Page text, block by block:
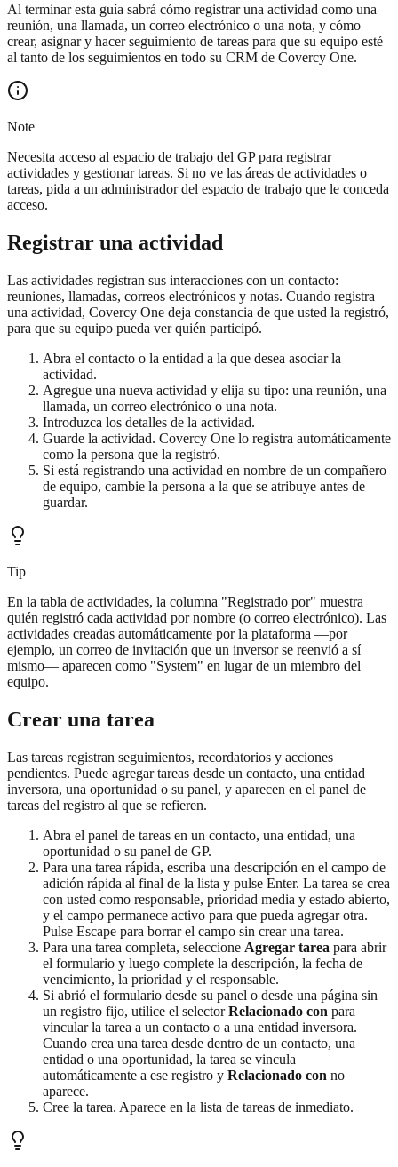
Al terminar esta guía sabrá cómo registrar una actividad como una
reunión, una llamada, un correo electrónico o una nota, y cómo
crear, asignar y hacer seguimiento de tareas para que su equipo esté
al tanto de los seguimientos en todo su CRM de Covercy One.
Note
Necesita acceso al espacio de trabajo del GP para registrar
actividades y gestionar tareas. Si no ve las áreas de actividades o
tareas, pida a un administrador del espacio de trabajo que le conceda
acceso.
Registrar una actividad
Las actividades registran sus interacciones con un contacto:
reuniones, llamadas, correos electrónicos y notas. Cuando registra
una actividad, Covercy One deja constancia de que usted la registró,
para que su equipo pueda ver quién participó.
Abra el contacto o la entidad a la que desea asociar la
actividad.
Agregue una nueva actividad y elija su tipo: una reunión, una
llamada, un correo electrónico o una nota.
Introduzca los detalles de la actividad.
Guarde la actividad. Covercy One lo registra automáticamente
como la persona que la registró.
Si está registrando una actividad en nombre de un compañero
de equipo, cambie la persona a la que se atribuye antes de
guardar.
Tip
En la tabla de actividades, la columna "Registrado por" muestra
quién registró cada actividad por nombre (o correo electrónico). Las
actividades creadas automáticamente por la plataforma —por
ejemplo, un correo de invitación que un inversor se reenvió a sí
mismo— aparecen como "System" en lugar de un miembro del
equipo.
Crear una tarea
Las tareas registran seguimientos, recordatorios y acciones
pendientes. Puede agregar tareas desde un contacto, una entidad
inversora, una oportunidad o su panel, y aparecen en el panel de
tareas del registro al que se refieren.
Abra el panel de tareas en un contacto, una entidad, una
oportunidad o su panel de GP.
Para una tarea rápida, escriba una descripción en el campo de
adición rápida al final de la lista y pulse Enter. La tarea se crea
con usted como responsable, prioridad media y estado abierto,
y el campo permanece activo para que pueda agregar otra.
Pulse Escape para borrar el campo sin crear una tarea.
Para una tarea completa, seleccione Agregar tarea para abrir
el formulario y luego complete la descripción, la fecha de
vencimiento, la prioridad y el responsable.
Si abrió el formulario desde su panel o desde una página sin
un registro fijo, utilice el selectorRelacionado con para
vincular la tarea a un contacto o a una entidad inversora.
Cuando crea una tarea desde dentro de un contacto, una
entidad o una oportunidad, la tarea se vincula
automáticamente a ese registro y Relacionado con no
aparece.
Cree la tarea. Aparece en la lista de tareas de inmediato.